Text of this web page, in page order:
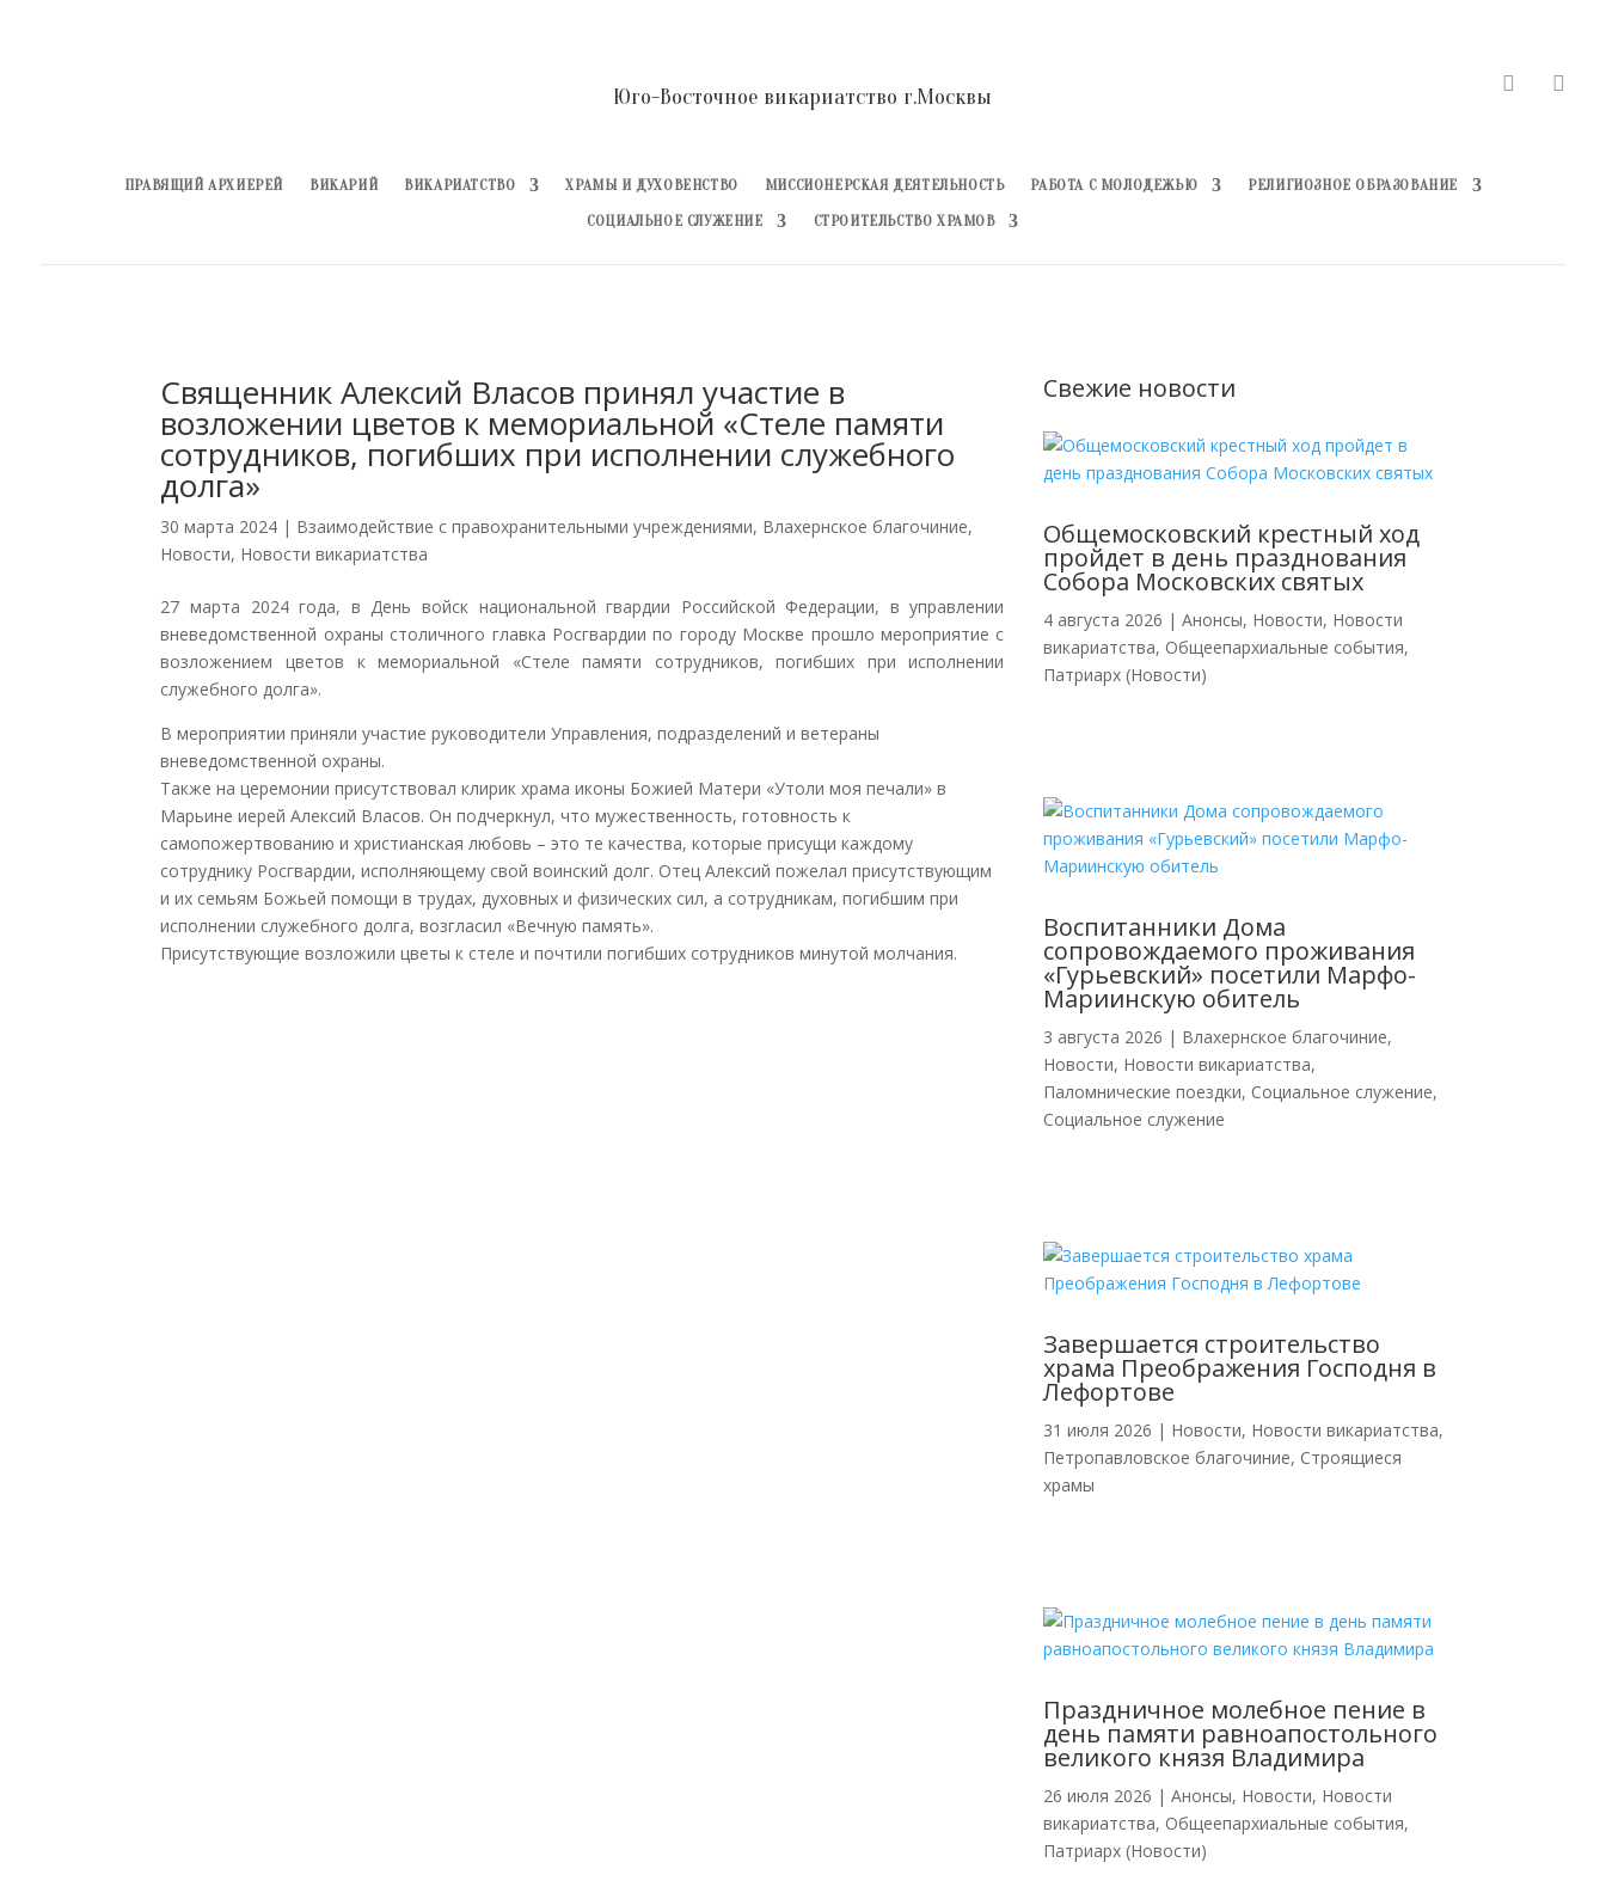
 
Юго-Восточное викариатство г.Москвы
ПРАВЯЩИЙ АРХИЕРЕЙ ВИКАРИЙ ВИКАРИАТСТВО ХРАМЫ И ДУХОВЕНСТВО МИССИОНЕРСКАЯ ДЕЯТЕЛЬНОСТЬ РАБОТА С МОЛОДЕЖЬЮ
РЕЛИГИОЗНОЕ ОБРАЗОВАНИЕ
СОЦИАЛЬНОЕ СЛУЖЕНИЕ
СТРОИТЕЛЬСТВО ХРАМОВ
Священник Алексий Власов принял участие в
возложении цветов к мемориальной «Стеле памяти
сотрудников, погибших при исполнении служебного
долга»
30 марта 2024 | Взаимодействие с правохранительными учреждениями, Влахернское благочиние,
Новости, Новости викариатства
27 марта 2024 года, в День войск национальной гвардии Российской Федерации, в управлении
вневедомственной охраны столичного главка Росгвардии по городу Москве прошло мероприятие с
возложением цветов к мемориальной «Стеле памяти сотрудников, погибших при исполнении
служебного долга».
В мероприятии приняли участие руководители Управления, подразделений и ветераны
вневедомственной охраны.
Также на церемонии присутствовал клирик храма иконы Божией Матери «Утоли моя печали» в
Марьине иерей Алексий Власов. Он подчеркнул, что мужественность, готовность к
самопожертвованию и христианская любовь – это те качества, которые присущи каждому
сотруднику Росгвардии, исполняющему свой воинский долг. Отец Алексий пожелал присутствующим
и их семьям Божьей помощи в трудах, духовных и физических сил, а сотрудникам, погибшим при
исполнении служебного долга, возгласил «Вечную память».
Присутствующие возложили цветы к стеле и почтили погибших сотрудников минутой молчания.
Свежие новости
Общемосковский крестный ход
пройдет в день празднования
Собора Московских святых
4 августа 2026 | Анонсы, Новости, Новости
викариатства, Общеепархиальные события,
Патриарх (Новости)
Воспитанники Дома
сопровождаемого проживания
«Гурьевский» посетили Марфо-
Мариинскую обитель
3 августа 2026 | Влахернское благочиние,
Новости, Новости викариатства,
Паломнические поездки, Социальное служение,
Социальное служение
Завершается строительство
храма Преображения Господня в
Лефортове
31 июля 2026 | Новости, Новости викариатства,
Петропавловское благочиние, Строящиеся
храмы
Праздничное молебное пение в
день памяти равноапостольного
великого князя Владимира
26 июля 2026 | Анонсы, Новости, Новости
викариатства, Общеепархиальные события,
Патриарх (Новости)